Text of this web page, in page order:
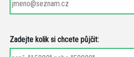
Zadejte kolik si chcete půjčit: